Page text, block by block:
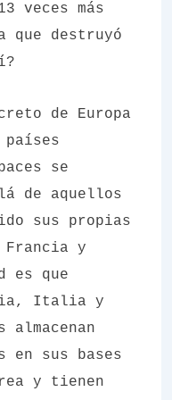
veces más
que destruyó
de Europa
se
de aquellos
sus propias
Francia y
es que
Italia y
almacenan
en sus bases
y tienen